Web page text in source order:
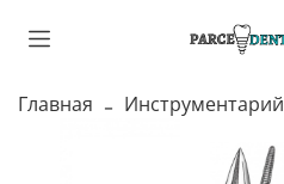
Главная Инструментарий